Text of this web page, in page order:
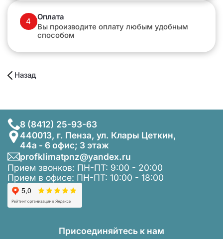
4
Оплата
Вы производите оплату любым удобным
способом
Назад
8 (8412) 25-93-63
440013, г. Пенза, ул. Клары Цеткин,
44а - 6 офис; 3 этаж
profklimatpnz@yandex.ru
Прием звонков: ПН-ПТ: 9:00 - 20:00
Прием в офисе: ПН-ПТ: 10:00 - 18:00
Присоединяйтесь к нам